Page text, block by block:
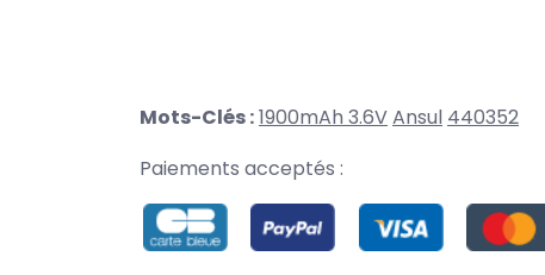
Mots-Clés :1900mAh 3.6VAnsul 440352
Paiements acceptés :